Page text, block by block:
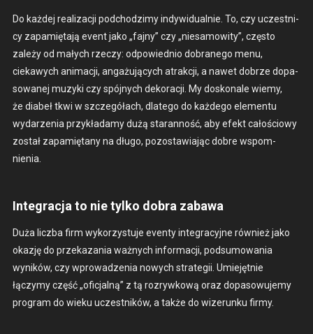
Do każdej real­iza­cji pod­chodz­imy indy­wid­u­al­nie. To, czy uczest­ni­
cy zapamię­ta­ją event jako „fajny” czy „niesamow­ity”, częs­to
zależy od małych rzeczy: odpowied­nio dobranego menu,
ciekawych ani­macji, angażu­ją­cych atrakcji, a nawet dobrze dopa­
sowanej muzy­ki czy spójnych deko­racji. My doskonale wiemy,
że dia­beł tkwi w szczegółach, dlat­ego do każdego ele­men­tu
wydarzenia przykładamy dużą staran­ność, aby efekt całoś­ciowy
został zapamię­tany na dłu­go, pozostaw­ia­jąc dobre wspom­
nienia.
Integracja to nie tylko dobra zabawa
Duża licz­ba firm wyko­rzys­tu­je even­ty inte­gra­cyjne również jako
okazję do przekaza­nia ważnych infor­ma­cji, pod­sumowa­nia
wyników, czy wprowadzenia nowych strate­gii. Umiejęt­nie
łączymy część „ofic­jal­ną” z tą rozry­wkową oraz dopa­sowu­je­my
pro­gram do wieku uczest­ników, a także do wiz­erunku firmy.